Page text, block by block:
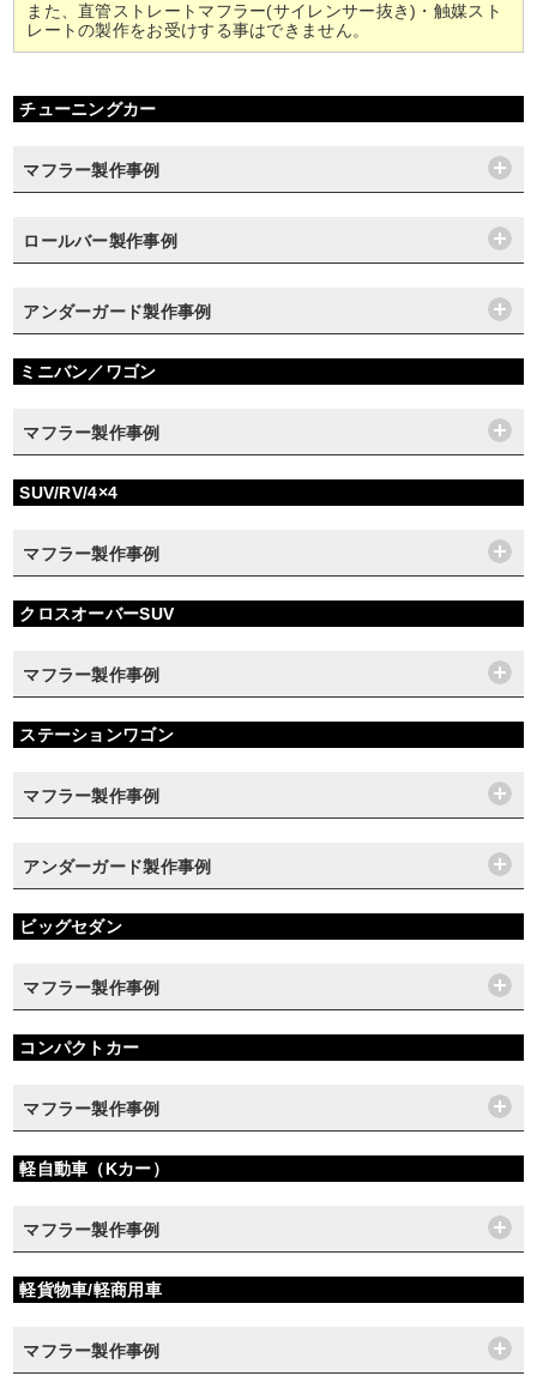
また、直管ストレートマフラー(サイレンサー抜き)・触媒スト
レートの製作をお受けする事はできません。
チューニングカー
マフラー製作事例
ロールバー製作事例
アンダーガード製作事例
ミニバン／ワゴン
マフラー製作事例
SUV/RV/4×4
マフラー製作事例
クロスオーバーSUV
マフラー製作事例
ステーションワゴン
マフラー製作事例
アンダーガード製作事例
ビッグセダン
マフラー製作事例
コンパクトカー
マフラー製作事例
軽自動車（Kカー）
マフラー製作事例
軽貨物車/軽商用車
マフラー製作事例